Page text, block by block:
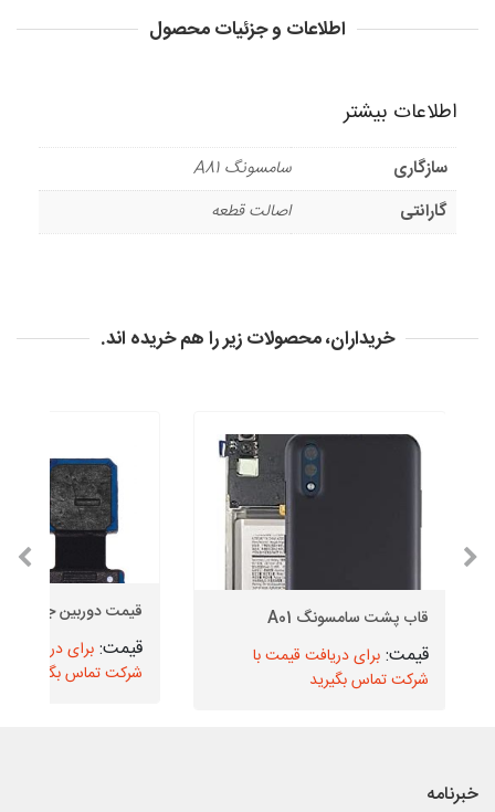
اطلاعات و جزئیات محصول
اطلاعات بیشتر
سازگاری
سامسونگ A81
گارانتی
اصالت قطعه
خریداران، محصولات زیر را هم خریده اند.
قاب پشت سامسونگ A01
برای دریافت قیمت با
شرکت تماس بگیرید
قیمت دوربین جلو J5 2016
برای دریافت
شرکت تماس بگیرید
خبرنامه